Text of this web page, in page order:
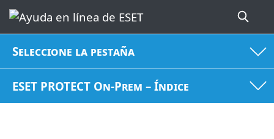
Seleccione la pestaña
ESET PROTECT On-Prem – Índice